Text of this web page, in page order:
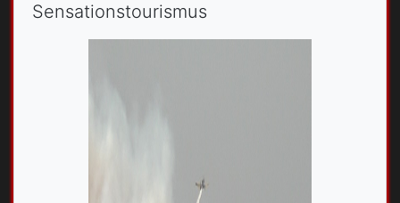
Sensationstourismus